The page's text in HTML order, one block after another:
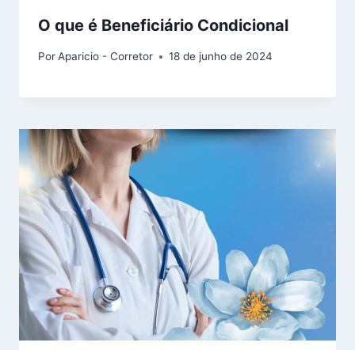
O que é Beneficiário Condicional
PorAparicio - Corretor 18 de junho de 2024